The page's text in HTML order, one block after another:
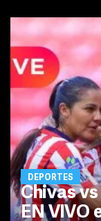
DEPORTES
Chivas
EN VIVO